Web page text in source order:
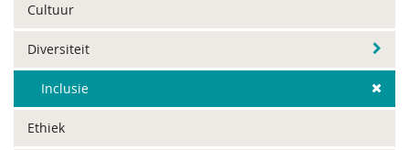
Cultuur
Diversiteit
Inclusie
Ethiek